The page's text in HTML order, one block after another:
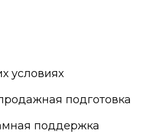
условиях
подготовка
поддержка